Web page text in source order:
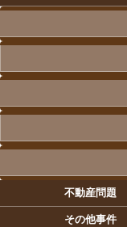
不動産問題
その他事件